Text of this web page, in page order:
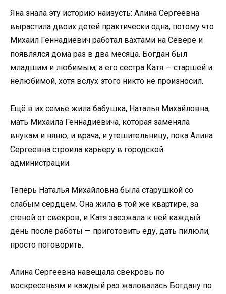
Яна знала эту историю наизусть: Алина Сергеевна
вырастила двоих детей практически одна, потому что
Михаил Геннадиевич работал вахтами на Севере и
появлялся дома раз в два месяца. Богдан был
младшим и любимым, а его сестра Катя — старшей и
нелюбимой, хотя вслух этого никто не произносил.
Ещё в их семье жила бабушка, Наталья Михайловна,
мать Михаила Геннадиевича, которая заменяла
внукам и няню, и врача, и утешительницу, пока Алина
Сергеевна строила карьеру в городской
администрации.
Теперь Наталья Михайловна была старушкой со
слабым сердцем. Она жила в той же квартире, за
стеной от свекров, и Катя заезжала к ней каждый
день после работы — приготовить еду, дать пилюли,
просто поговорить.
Алина Сергеевна навещала свекровь по
воскресеньям и каждый раз жаловалась Богдану по